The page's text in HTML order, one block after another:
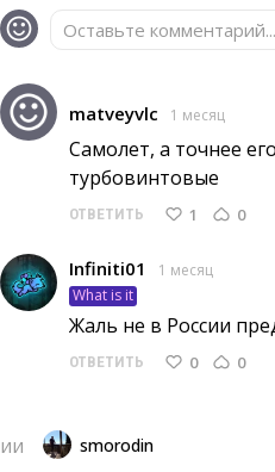
Оставьте комментарий...
matveyvlc 1 месяц
Самолет, а точнее
турбовинтовые
ОТВЕТИТЬ 1 0
Infiniti01
1 месяц
What is it
Жаль не в России
ОТВЕТИТЬ 0 0
ИИ smorodin